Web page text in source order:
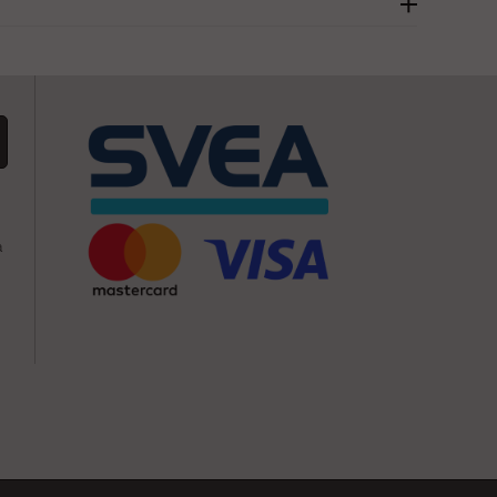
av ställningar.